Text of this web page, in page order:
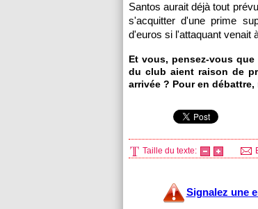
Santos aurait déjà tout
s'acquitter d'une prime
d'euros si l'attaquant venait
Et vous, pensez-vous
du club aient raison de
arrivée ? Pour en
Taille du texte:
Signalez une